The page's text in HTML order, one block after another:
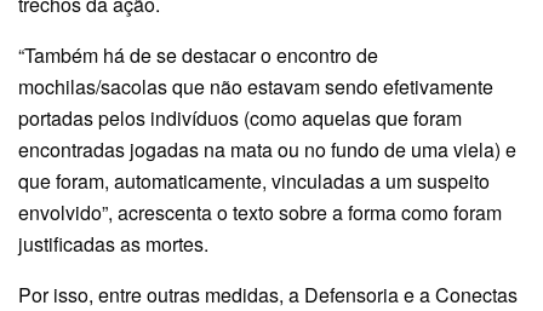
“Também há de se destacar o encontro de
mochilas/sacolas que não estavam sendo efetivamente
portadas pelos indivíduos (como aquelas que foram
encontradas jogadas na mata ou no fundo de uma viela) e
que foram, automaticamente, vinculadas a um suspeito
envolvido”, acrescenta o texto sobre a forma como foram
justificadas as mortes.
Por isso, entre outras medidas, a Defensoria e a Conectas